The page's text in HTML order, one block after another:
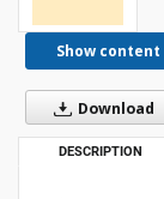
Show content
Download
DESCRIPTION